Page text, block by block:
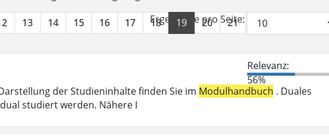
13 14 15 16 17 18 19 20 21 22
Ergebnisse pro Seite:
Relevanz:
56%
der Studieninhalte finden Sie im Modulhandbuch . Duales
studiert werden. Nähere I